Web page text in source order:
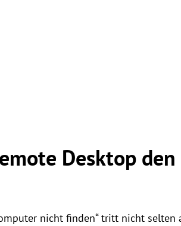
Desktop
nicht finden“ tritt nicht selten